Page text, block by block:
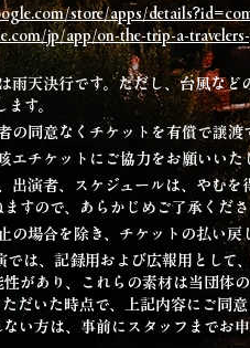
store/apps/
jp/app/on-the-trip-a-
雨天決行です。ただし、台風な
す。
の同意なくチケットを有償で譲渡
エチケットにご協力をお願いいた
出演者、スケジュールは、やむ
すので、あらかじめご了承くだ
の場合を除き、チケットの払い戻
では、記録用および広報用として
があり、これらの素材は当団体
だいた時点で、上記内容にご同
い方は、事前にスタッフまでお申